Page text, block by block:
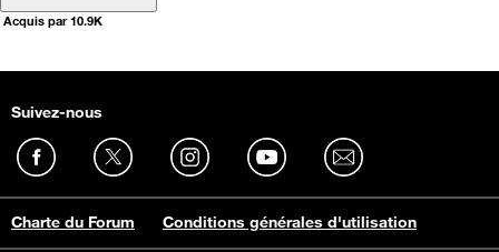
Acquis par 10.9K
Suivez-nous
Charte du Forum Conditions générales d'utilisation